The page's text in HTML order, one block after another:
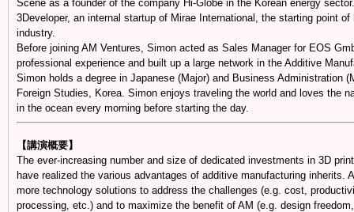
Scene as a founder of the company Hi-Globe in the Korean energy
3Developer, an internal startup of Mirae International, the starting point
industry.
Before joining AM Ventures, Simon acted as Sales Manager for EOS
professional experience and built up a large network in the Additive
Simon holds a degree in Japanese (Major) and Business Administration
Foreign Studies, Korea. Simon enjoys traveling the world and loves the
in the ocean every morning before starting the day.
【講演概要】
The ever-increasing number and size of dedicated investments in 3D
have realized the various advantages of additive manufacturing inherits.
more technology solutions to address the challenges (e.g. cost,
processing, etc.) and to maximize the benefit of AM (e.g. design